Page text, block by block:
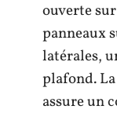
ouverte
panneaux
latérales,
plafond.
assure un